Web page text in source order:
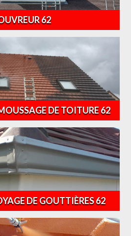
62
DE TOITURE 62
DE GOUTTIÈRES 62